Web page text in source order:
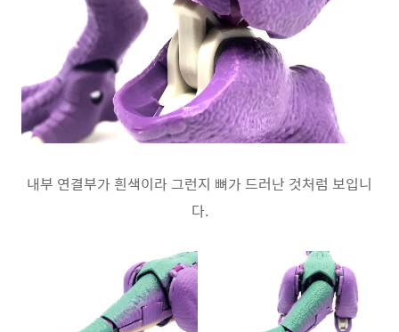
내부 연결부가 흰색이라 그런지 뼈가 드러난 것처럼 보입니
다.